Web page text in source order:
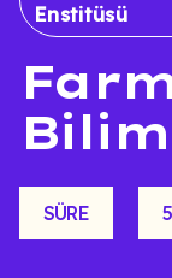
Enstitüsü
SÜRE